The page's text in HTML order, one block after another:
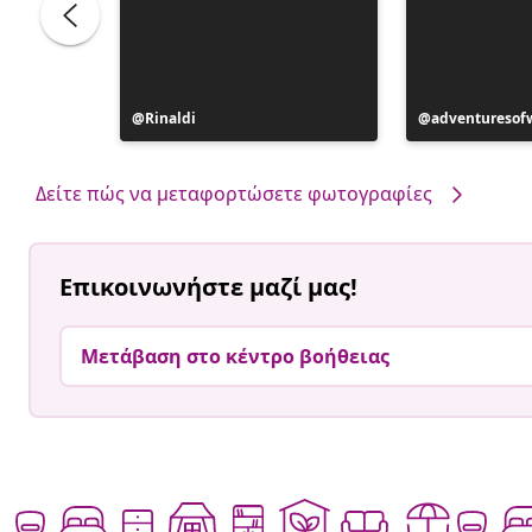
Η
ανάρτηση
Rinaldi
Η
ανάρτηση
από
Δείτε πώς να μεταφορτώσετε φωτογραφίες
Επικοινωνήστε μαζί μας!
Μετάβαση στο κέντρο βοήθειας